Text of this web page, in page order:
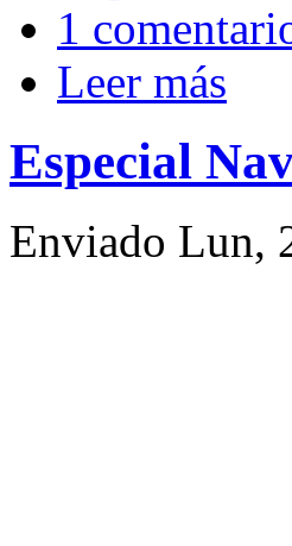
1
Leer más
Especial
Enviado Lun,